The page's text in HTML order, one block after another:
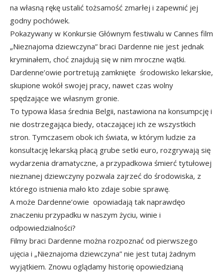
na własną rękę ustalić tożsamość zmarłej i zapewnić jej
godny pochówek.
Pokazywany w Konkursie Głównym festiwalu w Cannes film
„Nieznajoma dziewczyna” braci Dardenne nie jest jednak
kryminałem, choć znajdują się w nim mroczne wątki.
Dardenne’owie portretują zamknięte środowisko lekarskie,
skupione wokół swojej pracy, nawet czas wolny
spędzające we własnym gronie.
To typowa klasa średnia Belgii, nastawiona na konsumpcję i
nie dostrzegająca biedy, otaczającej ich ze wszystkich
stron. Tymczasem obok ich świata, w którym ludzie za
konsultację lekarską płacą grube setki euro, rozgrywają się
wydarzenia dramatyczne, a przypadkowa śmierć tytułowej
nieznanej dziewczyny pozwala zajrzeć do środowiska, z
którego istnienia mało kto zdaje sobie sprawę.
A może Dardenne’owie opowiadają tak naprawdęo
znaczeniu przypadku w naszym życiu, winie i
odpowiedzialności?
Filmy braci Dardenne można rozpoznać od pierwszego
ujęcia i „Nieznajoma dziewczyna” nie jest tutaj żadnym
wyjątkiem. Znowu oglądamy historię opowiedzianą